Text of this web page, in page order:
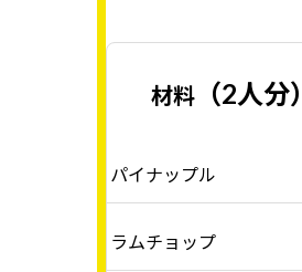
材料 （2人分）
パイナップル
ラムチョップ